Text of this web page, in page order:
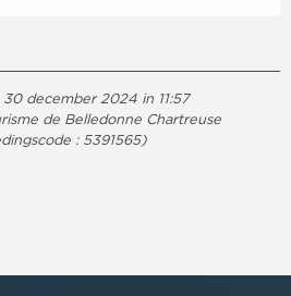
december 2024 in 11:57
de Belledonne Chartreuse
: 5391565)